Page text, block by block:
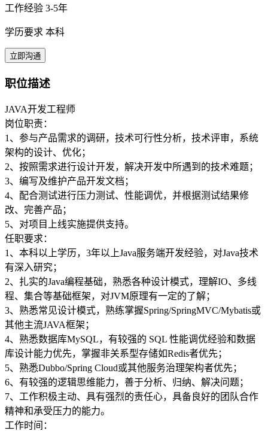
工作经验 3-5年
学历要求 本科
立即沟通
职位描述
JAVA开发工程师
岗位职责：
1、参与产品需求的调研，技术可行性分析，技术评审，系统
架构的设计、优化；
2、按照需求进行设计开发，解决开发中所遇到的技术难题；
3、编写及维护产品开发文档；
4、配合测试进行压力测试、性能调优，并根据测试结果修
改、完善产品；
5、对项目上线实施提供支持。
任职要求：
1、本科以上学历，3年以上Java服务端开发经验，对Java技术
有深入研究；
2、扎实的Java编程基础，熟悉各种设计模式，理解IO、多线
程、集合等基础框架，对JVM原理有一定的了解；
3、熟悉常见设计模式，熟练掌握Spring/SpringMVC/Mybatis或
其他主流JAVA框架；
4、熟悉数据库MySQL，有较强的 SQL 性能调优经验和数据
库设计能力优先，掌握非关系型存储如Redis者优先；
5、熟悉Dubbo/Spring Cloud或其他服务治理架构者优先；
6、有较强的逻辑思维能力，善于分析、归纳、解决问题；
7、工作积极主动、具有强烈的责任心，具备良好的团队合作
精神和承受压力的能力。
工作时间：